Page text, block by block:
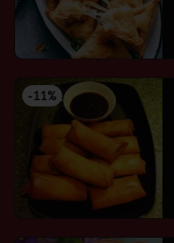
-11%